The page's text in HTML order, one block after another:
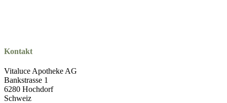
Kontakt
Vitaluce Apotheke AG
Bankstrasse 1
6280 Hochdorf
Schweiz